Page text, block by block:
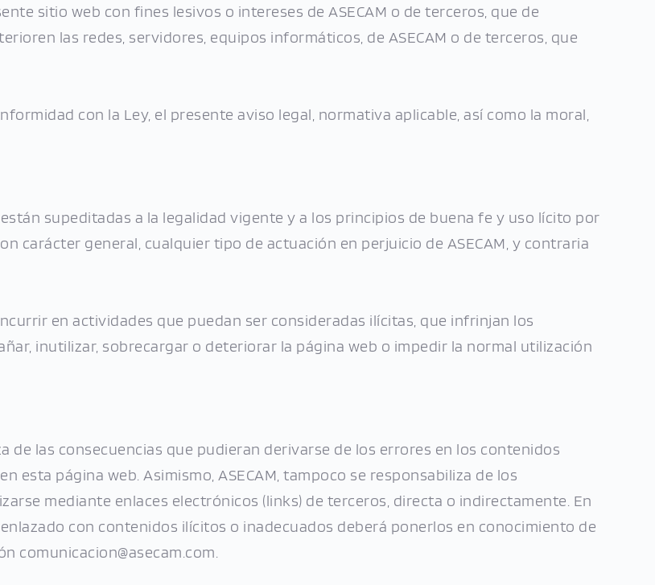
sitio web con fines lesivos o intereses de ASECAM o de terceros, que de
las redes, servidores, equipos informáticos, de ASECAM o de terceros, que
con la Ley, el presente aviso legal, normativa aplicable, así como la moral,
supeditadas a la legalidad vigente y a los principios de buena fe y uso lícito por
carácter general, cualquier tipo de actuación en perjuicio de ASECAM, y contraria
en actividades que puedan ser consideradas ilícitas, que infrinjan los
inutilizar, sobrecargar o deteriorar la página web o impedir la normal utilización
de las consecuencias que pudieran derivarse de los errores en los contenidos
página web. Asimismo, ASECAM, tampoco se responsabiliza de los
mediante enlaces electrónicos (links) de terceros, directa o indirectamente. En
con contenidos ilícitos o inadecuados deberá ponerlos en conocimiento de
comunicacion@asecam.com.